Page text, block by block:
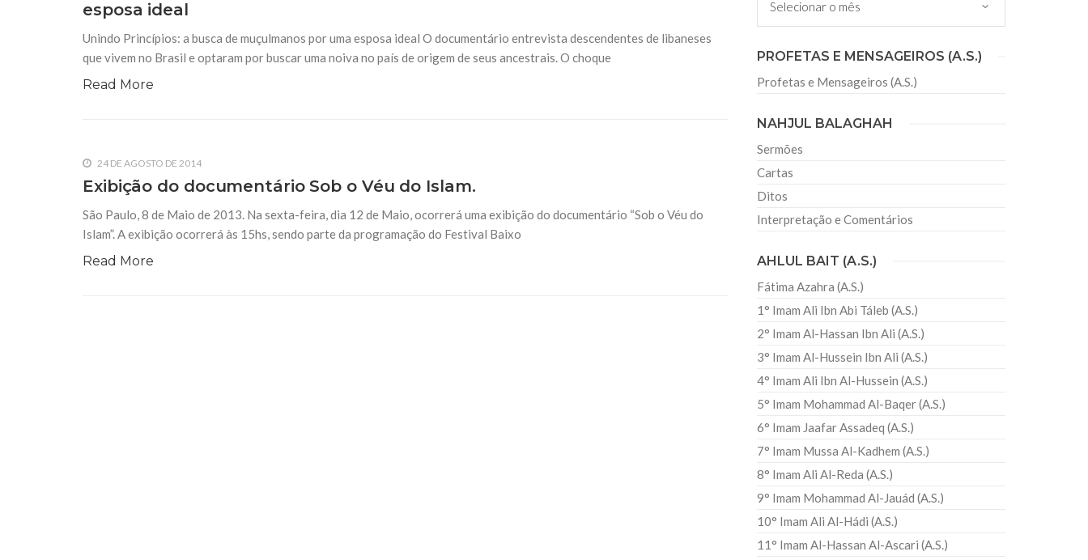
10 DE NOVEMBRO DE 2013
Em nome de Deus, o Clemente, o Misericordioso! Diante da data em que
relembramos o martírio do quarto Imam dos muçulmanos, o Imam Ali Ibn Al-
Hussein Ibn Ali Ibn Abi Táleb (A.S.), conhecido por “Zein Al-Ábidin” (Formosura
3 DE JULHO DE 2014
Relações Exteriores da República Islâmica do Irã
Na noite da quinta-feira, 03 de Abril, o Centro Islâmico no Brasil recebeu em sua
sede, em São Paulo, o ex-ministro das Relações Exteriores da República Islâmica
esposa ideal
Unindo Princípios: a busca de muçulmanos por uma esposa ideal O documentário entrevista descendentes de libaneses
que vivem no Brasil e optaram por buscar uma noiva no país de origem de seus ancestrais. O choque
Read More
24 DE AGOSTO DE 2014
Exibição do documentário Sob o Véu do Islam.
São Paulo, 8 de Maio de 2013. Na sexta-feira, dia 12 de Maio, ocorrerá uma exibição do documentário “Sob o Véu do
Islam”. A exibição ocorrerá às 15hs, sendo parte da programação do Festival Baixo
Read More
PROFETAS E MENSAGEIROS (A.S.)
Profetas e Mensageiros (A.S.)
NAHJUL BALAGHAH
Sermões
Cartas
Ditos
Interpretação e Comentários
AHLUL BAIT (A.S.)
Fátima Azahra (A.S.)
1° Imam Ali Ibn Abi Táleb (A.S.)
2° Imam Al-Hassan Ibn Ali (A.S.)
3° Imam Al-Hussein Ibn Ali (A.S.)
4° Imam Ali Ibn Al-Hussein (A.S.)
5° Imam Mohammad Al-Baqer (A.S.)
6° Imam Jaafar Assadeq (A.S.)
7° Imam Mussa Al-Kadhem (A.S.)
8° Imam Ali Al-Reda (A.S.)
9° Imam Mohammad Al-Jauád (A.S.)
10° Imam Ali Al-Hádi (A.S.)
11° Imam Al-Hassan Al-Ascari (A.S.)